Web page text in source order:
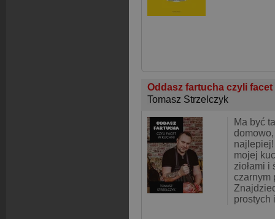
Oddasz fartucha czyli
Tomasz Strzelczyk
Ma być
mojej
ziołami i
czarnym
prostych